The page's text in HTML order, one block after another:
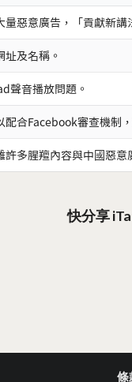
量惡意廣告，「貢獻新講
址及名稱。
聲音播放問題。
配合Facebook審查機制
許多腥羶內容與中國惡
快分享
條